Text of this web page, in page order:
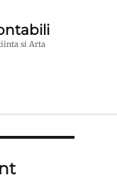
si Arta